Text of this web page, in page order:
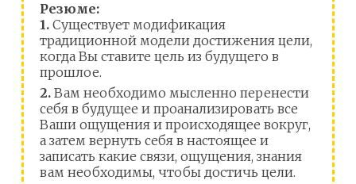
Резюме:
1.Существует модификация
традиционной модели достижения цели,
когда Вы ставите цель из будущего в
прошлое.
2.Вам необходимо мысленно перенести
себя в будущее и проанализировать все
Ваши ощущения и происходящее вокруг,
а затем вернуть себя в настоящее и
записать какие связи, ощущения, знания
вам необходимы, чтобы достичь цели.